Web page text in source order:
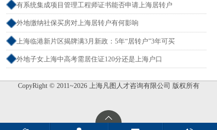
有系统集成项目管理工程师证书能否申请上海居转户
外地缴纳社保买房对上海居转户有何影响
上海临港新片区揭牌满3月新政：5年“居转户”3年可买
外地子女上海中高考需居住证120分还是上海户口
CopyRight © 2011~2026 上海凡图人才咨询有限公司 版权所有